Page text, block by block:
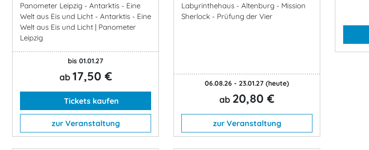
Panometer Leipzig - Antarktis - Eine
Welt aus Eis und Licht - Antarktis - Eine
Welt aus Eis und Licht | Panometer
Leipzig
bis 01.01.27
ab 17,50 €
Tickets kaufen
zur Veranstaltung
Labyrinthehaus - Altenburg - Mission
Sherlock - Prüfung der Vier
06.08.26 - 23.01.27 (heute)
ab 20,80 €
zur Veranstaltung